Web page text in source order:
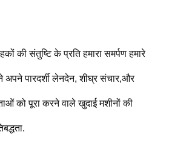
की संतुष्टि के प्रति हमारा समर्पण हमारे
पारदर्शी लेनदेन, शीघ्र संचार,और
को पूरा करने वाले खुदाई मशीनों की